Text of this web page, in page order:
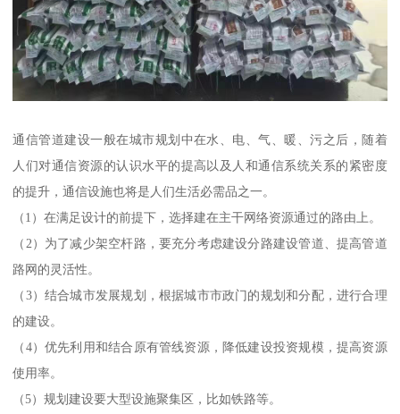
通信管道建设一般在城市规划中在水、电、气、暖、污之后，随着
人们对通信资源的认识水平的提高以及人和通信系统关系的紧密度
的提升，通信设施也将是人们生活必需品之一。
（1）在满足设计的前提下，选择建在主干网络资源通过的路由上。
（2）为了减少架空杆路，要充分考虑建设分路建设管道、提高管道
路网的灵活性。
（3）结合城市发展规划，根据城市市政门的规划和分配，进行合理
的建设。
（4）优先利用和结合原有管线资源，降低建设投资规模，提高资源
使用率。
（5）规划建设要大型设施聚集区，比如铁路等。